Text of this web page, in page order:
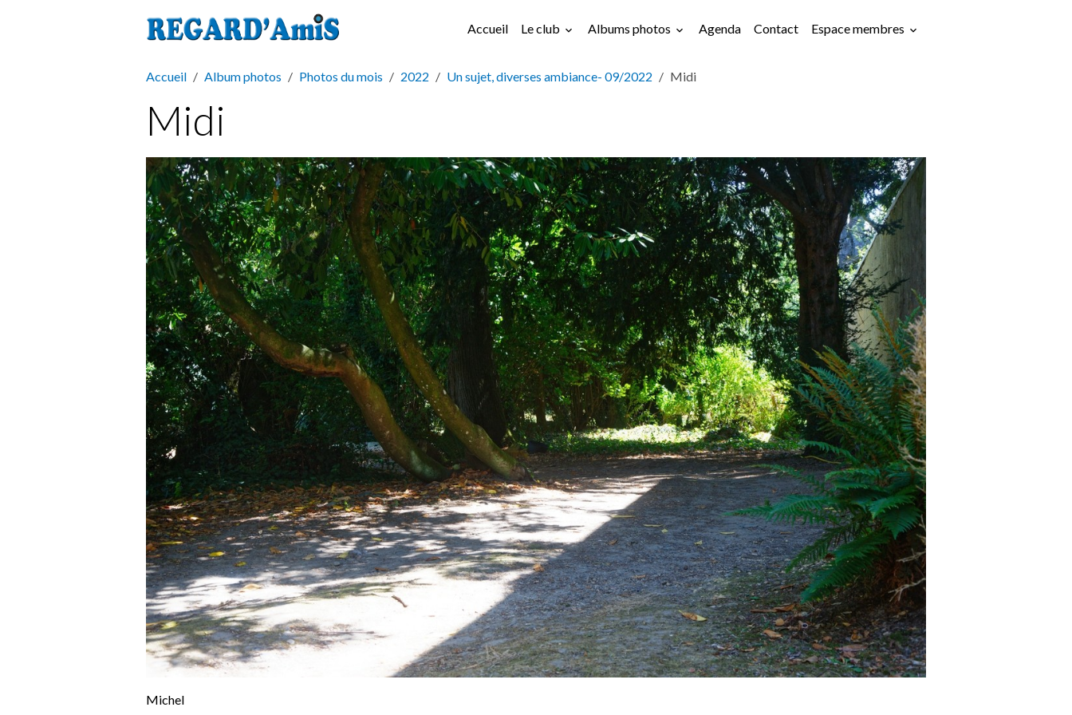
Accueil Le club Albums photos Agenda Contact Espace membres
Accueil Album photos Photos du mois 2022 Un sujet, diverses ambiance- 09/2022 Midi
Midi
Michel